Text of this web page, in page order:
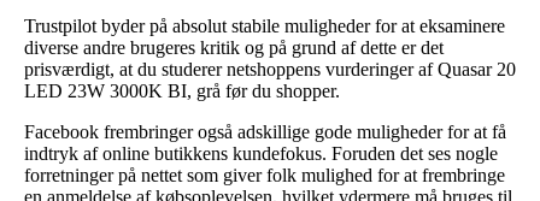
Trustpilot byder på absolut stabile muligheder for at eksaminere
diverse andre brugeres kritik og på grund af dette er det
prisværdigt, at du studerer netshoppens vurderinger af Quasar 20
LED 23W 3000K BI, grå før du shopper.
Facebook frembringer også adskillige gode muligheder for at få
indtryk af online butikkens kundefokus. Foruden det ses nogle
forretninger på nettet som giver folk mulighed for at frembringe